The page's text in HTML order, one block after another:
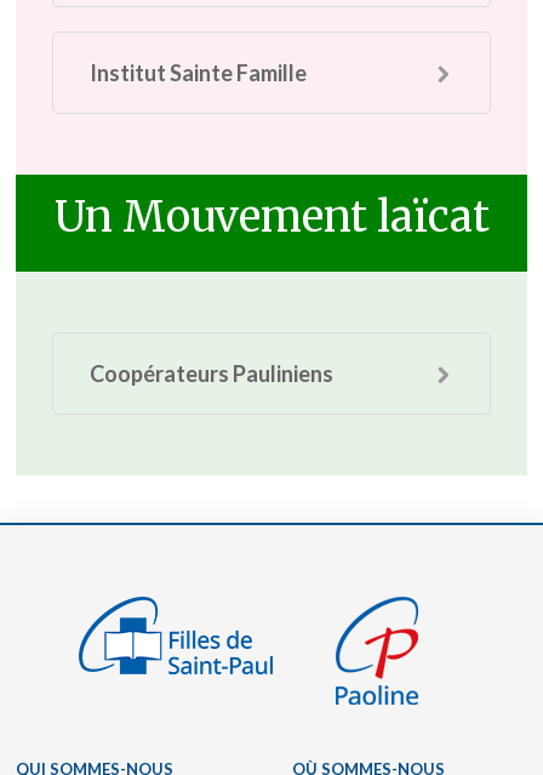
Institut Sainte Famille
Un Mouvement laïcat
Coopérateurs Pauliniens
QUI SOMMES-NOUS OÙ SOMMES-NOUS